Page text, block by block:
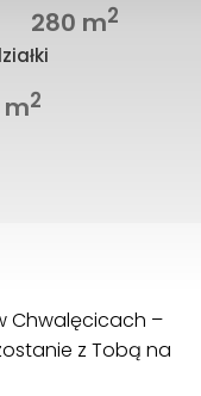
280 m2
m2
Chwalęcicach –
z Tobą na